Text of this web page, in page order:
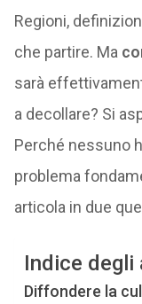
Regioni,
che partire. Ma
sarà
a decollare? Si
Perché nessuno
problema
articola in due
Indice degli
Diffondere la